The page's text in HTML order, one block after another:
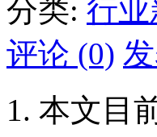
分类: 行业
评论 (0)
本文目